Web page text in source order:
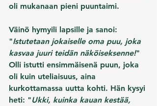
oli mukanaan pieni puuntaimi.
Väinö hymyili lapsille ja sanoi:
"Istutetaan jokaiselle oma puu, joka
kasvaa juuri teidän näköiseksenne!"
Olli istutti ensimmäisenä puun, joka
oli kuin uteliaisuus, aina
kurkottamassa uutta kohti. Hän kysyi
heti: "Ukki, kuinka kauan kestää,